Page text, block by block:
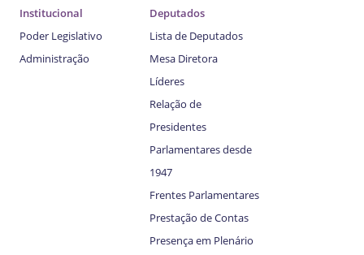
Institucional
Poder Legislativo
Administração
Deputados
Lista de Deputados
Mesa Diretora
Líderes
Relação de
Presidentes
Parlamentares desde
1947
Frentes Parlamentares
Prestação de Contas
Presença em Plenário